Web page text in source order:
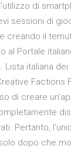
di
sessioni di
creando il
al Portale
italiana
Factions
di creare
Pertanto,
dopo che